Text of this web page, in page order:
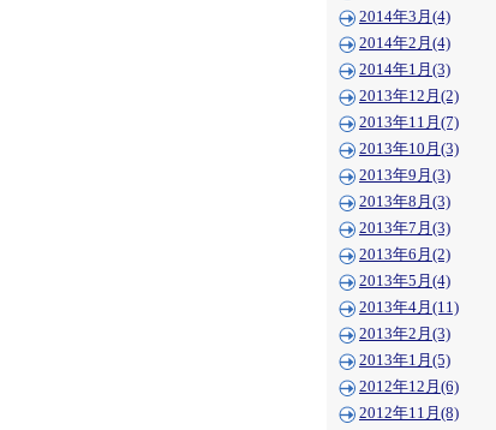
2014年3月(4)
2014年2月(4)
2014年1月(3)
2013年12月(2)
2013年11月(7)
2013年10月(3)
2013年9月(3)
2013年8月(3)
2013年7月(3)
2013年6月(2)
2013年5月(4)
2013年4月(11)
2013年2月(3)
2013年1月(5)
2012年12月(6)
2012年11月(8)